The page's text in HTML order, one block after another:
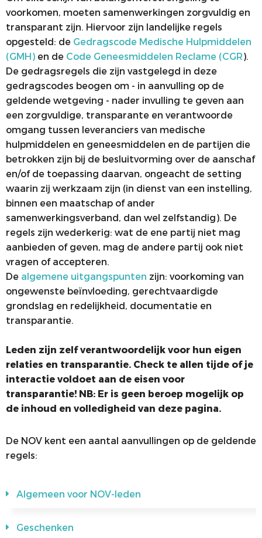
ALV
PRIJZEN EN LEZINGEN
STATUTEN EN REGLEMENTEN
VACATUREBANK
PERSCONTACT
PATIËNTENVOORLICHTING
MEDISCHE INDUSTRIE
GEDRAGSREGELS
voorkomen, moeten samenwerkingen zorgvuldig en
transparant zijn. Hiervoor zijn landelijke regels
opgesteld: de Gedragscode Medische Hulpmiddelen
(GMH) en de Code Geneesmiddelen Reclame (CGR).
De gedragsregels die zijn vastgelegd in deze
gedragscodes beogen om - in aanvulling op de
geldende wetgeving - nader invulling te geven aan
een zorgvuldige, transparante en verantwoorde
omgang tussen leveranciers van medische
hulpmiddelen en geneesmiddelen en de partijen die
betrokken zijn bij de besluitvorming over de aanschaf
en/of de toepassing daarvan, ongeacht de setting
waarin zij werkzaam zijn (in dienst van een instelling,
binnen een maatschap of ander
samenwerkingsverband, dan wel zelfstandig). De
regels zijn wederkerig: wat de ene partij niet mag
aanbieden of geven, mag de andere partij ook niet
vragen of accepteren.
De algemene uitgangspunten zijn: voorkoming van
ongewenste beïnvloeding, gerechtvaardigde
grondslag en redelijkheid, documentatie en
transparantie.
Leden zijn zelf verantwoordelijk voor hun eigen
relaties en transparantie. Check te allen tijde of je
interactie voldoet aan de eisen voor
transparantie! NB: Er is geen beroep mogelijk op
de inhoud en volledigheid van deze pagina.
De NOV kent een aantal aanvullingen op de geldende
regels:
Algemeen voor NOV-leden
Geschenken